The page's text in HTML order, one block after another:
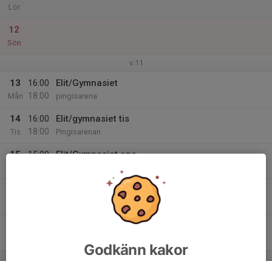
Lör
12
Sön
v.11
13
Mån
16:00
18:00
Elit/Gymnasiet
pingisarena
14
Tis
16:00
18:00
Elit/gymnasiet tis
Pingisarenan
15
15:00
Elit/Gymnasiet ons
Elit/gymnasiet
Godkänn kakor